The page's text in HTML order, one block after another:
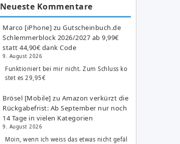
Neueste Kommentare
Marco [iPhone] zuGutscheinbuch.de
Schlemmerblock 2026/2027 ab 9,99€
statt 44,90€ dank Code
9. August 2026
Funktioniert bei mir nicht. Zum Schluss ko
stet es 29,95€
Brösel [Mobile] zu Amazon verkürzt die
Rückgabefrist: Ab September nur noch
14 Tage in vielen Kategorien
9. August 2026
Moin, wenn ich weiss das etwas nicht gefäl